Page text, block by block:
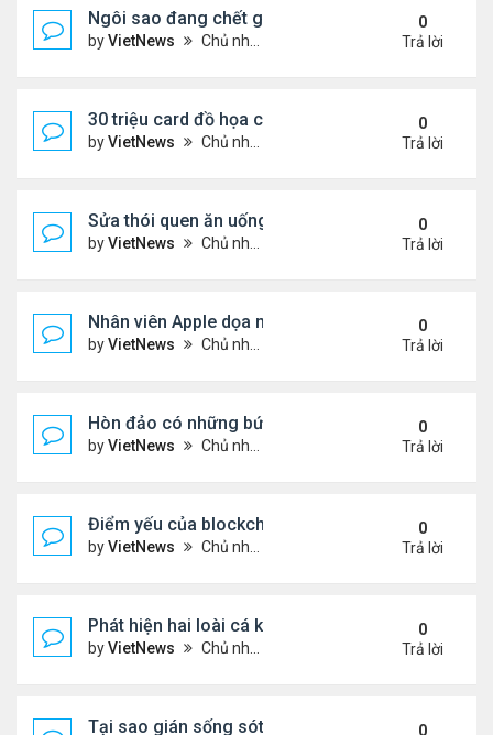
Ngôi sao đang chết giải phóng các vòng tròn bí
byVietNews Chủ nhật Tháng 4 03, 2022 8:17 pm
0
Trả lời
30 triệu card đồ họa có nguy cơ 'đắp chiếu'
byVietNews Chủ nhật Tháng 4 03, 2022 8:13 pm
0
Trả lời
Sửa thói quen ăn uống giúp da tươi trẻ
byVietNews Chủ nhật Tháng 4 03, 2022 8:11 pm
0
Trả lời
Nhân viên Apple dọa nghỉ việc nếu phải đến văn
byVietNews Chủ nhật Tháng 4 03, 2022 8:05 pm
0
Trả lời
Hòn đảo có những bức tượng ai cũng muốn ôm
byVietNews Chủ nhật Tháng 4 03, 2022 8:04 pm
0
Trả lời
Điểm yếu của blockchain khiến hàng tỷ USD bị
byVietNews Chủ nhật Tháng 4 03, 2022 8:02 pm
0
Trả lời
Phát hiện hai loài cá không hàm bọc thép cổ xưa
byVietNews Chủ nhật Tháng 4 03, 2022 8:00 pm
0
Trả lời
Tại sao gián sống sót khi thiên thạch xóa sổ
0